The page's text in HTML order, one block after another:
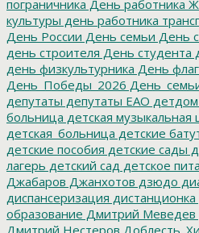
пограничника День работника
культуры день работника
День России День семьи День
день строителя День студента
день физкультурника День
День_Победы_2026
депутаты депутаты ЕАО детдом
больница детская музыкальная
детская_больница детские
детские пособия детские сады
лагерь детский сад детское
Джабаров Джанхотов дзюдо
диспансеризация дистанционка
образование Дмитрий Меведев
Дмитрий Нестеров